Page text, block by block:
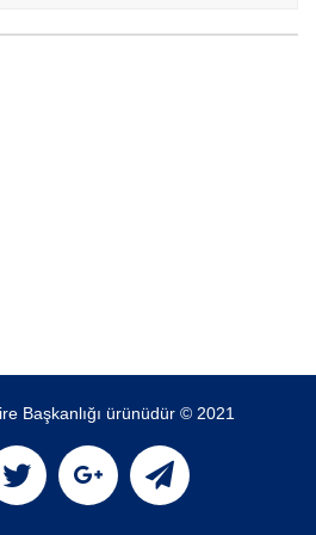
Başkanlığı ürünüdür © 2021